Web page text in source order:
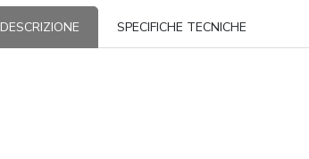
DESCRIZIONE SPECIFICHE TECNICHE